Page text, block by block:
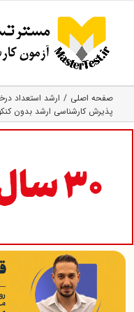
content
صفحه اصلی
ارشد استعداد
پذیرش کارشناسی ارشد بدون کنکور ۱۴۰۰ دانشگاه